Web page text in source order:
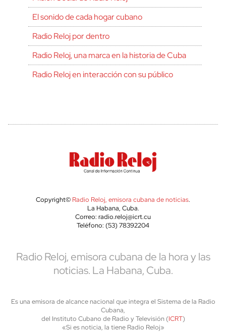
El sonido de cada hogar cubano
Radio Reloj por dentro
Radio Reloj, una marca en la historia de Cuba
Radio Reloj en interacción con su público
Copyright© Radio Reloj, emisora cubana de noticias.
La Habana, Cuba.
Correo: radio.reloj@icrt.cu
Teléfono: (53) 78392204
Radio Reloj, emisora cubana de la hora y las
noticias. La Habana, Cuba.
Es una emisora de alcance nacional que integra el Sistema de la Radio
Cubana,
del Instituto Cubano de Radio y Televisión (ICRT)
«Si es noticia, la tiene Radio Reloj»